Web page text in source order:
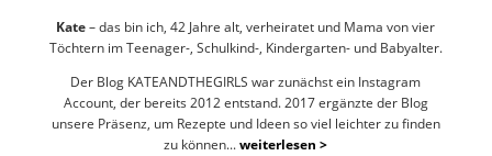
Kate– das bin ich, 42 Jahre alt, verheiratet und Mama von vier
Töchtern im Teenager-, Schulkind-, Kindergarten- und Babyalter.
Der Blog KATEANDTHEGIRLS war zunächst ein Instagram
Account, der bereits 2012 entstand. 2017 ergänzte der Blog
unsere Präsenz, um Rezepte und Ideen so viel leichter zu finden
zu können...weiterlesen >